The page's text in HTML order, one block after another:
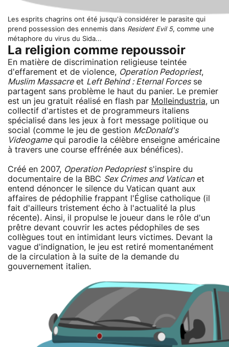
Les esprits chagrins ont été jusqu'à considérer le parasite qui
prend possession des ennemis dans Resident Evil 5, comme une
métaphore du virus du Sida...
La religion comme repoussoir
En matière de discrimination religieuse teintée
d'effarement et de violence, Operation Pedopriest,
Muslim Massacreet Left Behind : Eternal Forcesse
partagent sans problème le haut du panier. Le premier
est un jeu gratuit réalisé en flash par Molleindustria, un
collectif d'artistes et de programmeurs italiens
spécialisé dans les jeux à fort message politique ou
social (comme le jeu de gestion McDonald's
Videogamequi parodie la célèbre enseigne américaine
à travers une course effrénée aux bénéfices).
Créé en 2007, Operation Pedopriests'inspire du
documentaire de la BBC Sex Crimes and Vaticanet
entend dénoncer le silence du Vatican quant aux
affaires de pédophilie frappant l'Église catholique (il
fait d'ailleurs tristement écho à l'actualité la plus
récente). Ainsi, il propulse le joueur dans le rôle d'un
prêtre devant couvrir les actes pédophiles de ses
collègues tout en intimidant leurs victimes. Devant la
vague d'indignation, le jeu est retiré momentanément
de la circulation à la suite de la demande du
gouvernement italien.